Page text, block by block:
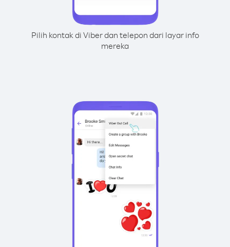
Pilih kontak di Viber dan telepon dari layar info
mereka